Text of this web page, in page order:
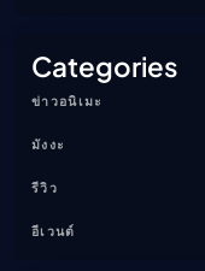
Categories
ข่าวอนิเมะ
มังงะ
รีวิว
อีเวนต์